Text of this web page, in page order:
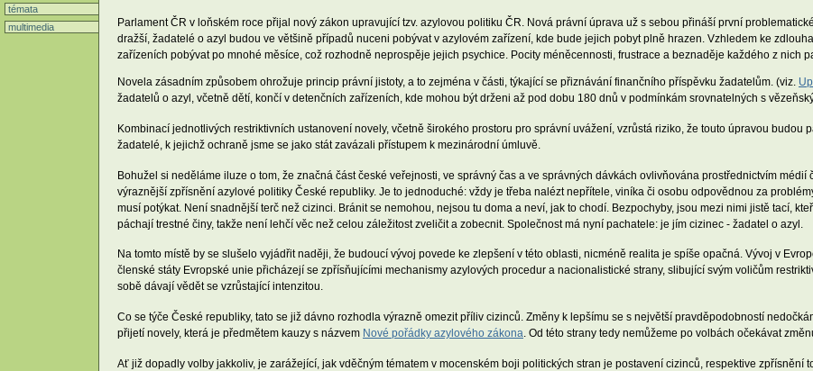
témata
multimedia
Parlament ČR v loňském roce přijal nový zákon upravující tzv. azylovou politiku ČR. Nová právní úprava už s sebou přináší první
dražší, žadatelé o azyl budou ve většině případů nuceni pobývat v azylovém zařízení, kde bude jejich pobyt plně hrazen. Vzhledem ke
zařízeních pobývat po mnohé měsíce, což rozhodně neprospěje jejich psychice. Pocity méněcennosti, frustrace a beznaděje každého z nich
Novela zásadním způsobem ohrožuje princip právní jistoty, a to zejména v části, týkající se přiznávání finančního příspěvku žadatelům. (viz.
žadatelů o azyl, včetně dětí, končí v detenčních zařízeních, kde mohou být drženi až pod dobu 180 dnů v podmínkám srovnatelných s
Kombinací jednotlivých restriktivních ustanovení novely, včetně širokého prostoru pro správní uvážení, vzrůstá riziko, že touto úpravou budou
žadatelé, k jejichž ochraně jsme se jako stát zavázali přístupem k mezinárodní úmluvě.
Bohužel si neděláme iluze o tom, že značná část české veřejnosti, ve správný čas a ve správných dávkách ovlivňována prostřednictvím
výraznější zpřísnění azylové politiky České republiky. Je to jednoduché: vždy je třeba nalézt nepřítele, viníka či osobu odpovědnou za
musí potýkat. Není snadnější terč než cizinci. Bránit se nemohou, nejsou tu doma a neví, jak to chodí. Bezpochyby, jsou mezi nimi jistě tací,
páchají trestné činy, takže není lehčí věc než celou záležitost zveličit a zobecnit. Společnost má nyní pachatele: je jím cizinec - žadatel o azyl.
Na tomto místě by se slušelo vyjádřit naději, že budoucí vývoj povede ke zlepšení v této oblasti, nicméně realita je spíše opačná. Vývoj v
členské státy Evropské unie přicházejí se zpřísňujícími mechanismy azylových procedur a nacionalistické strany, slibující svým voličům
sobě dávají vědět se vzrůstající intenzitou.
Co se týče České republiky, tato se již dávno rozhodla výrazně omezit příliv cizinců. Změny k lepšímu se s největší pravděpodobností
přijetí novely, která je předmětem kauzy s názvem Nové pořádky azylového zákona. Od této strany tedy nemůžeme po volbách očekávat
Ať již dopadly volby jakkoliv, je zarážející, jak vděčným tématem v mocenském boji politických stran je postavení cizinců, respektive zpřísnění